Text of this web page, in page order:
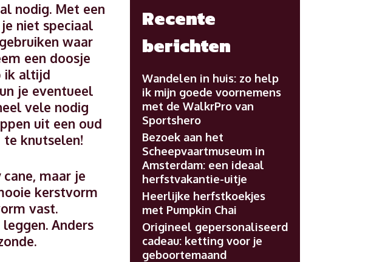
nodig. Met een
niet speciaal
waar
een doosje
ik altijd
je eventueel
vele nodig
uit een oud
knutselen!
maar je
kerstvorm
vast.
Anders
Recente
berichten
Wandelen in huis: zo help
ik mijn goede voornemens
met de WalkrPro van
Sportshero
Bezoek aan het
Scheepvaartmuseum in
Amsterdam: een ideaal
herfstvakantie-uitje
Heerlijke herfstkoekjes
met Pumpkin Chai
Origineel gepersonaliseerd
cadeau: ketting voor je
geboortemaand